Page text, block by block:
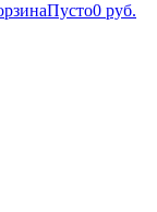
Пусто0 руб.